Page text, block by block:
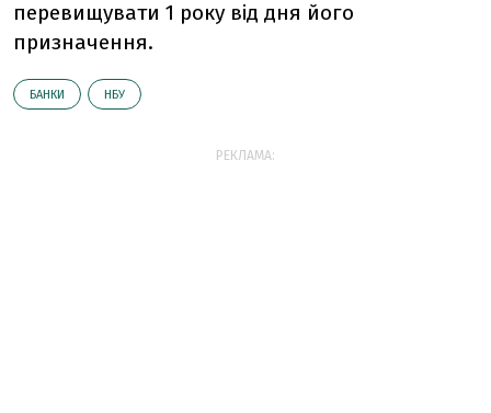
перевищувати 1 року від дня його
призначення.
БАНКИ НБУ
РЕКЛАМА: